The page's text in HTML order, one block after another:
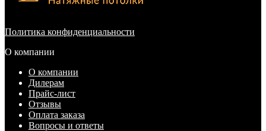
Политика конфиденциальности
О компании
О компании
Дилерам
Прайс-лист
Отзывы
Оплата заказа
Вопросы и ответы